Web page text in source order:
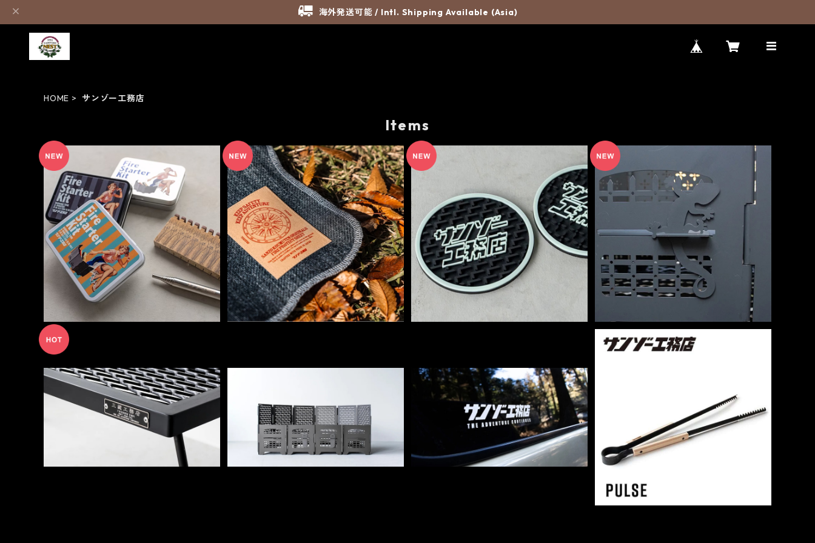
海外発送可能 / Intl. Shipping Available (Asia)
HOME サンゾー工務店
Items
Fire Starter Kit - サンゾー工務店
¥2,970
TAKIBI SHEET - サンゾー工務店
¥7,480
SOLD OUT
ゴムゴムのコースター(Brick/Banna
セット) - サンゾー工務店
¥2,090
SOLD OUT
カスタムベロ（ヤモリ） - サンゾー工
¥1,430
SOLD OUT
アイアンテーブル - サンゾー工務店
¥25,080
SOLD OUT
Rodan HANGETSUパーツ - サンゾー
工務店
¥23,650
カッティングシート - サンゾー工務店
¥1,100
PULSE(トング） - サンゾー工務店
¥10,780